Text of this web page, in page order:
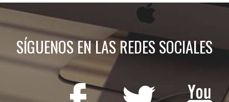
SÍGUENOS EN LAS REDES SOCIALES